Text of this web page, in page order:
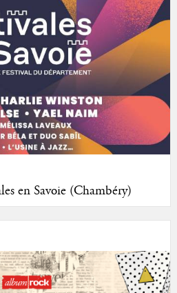
en Savoie (Chambéry)